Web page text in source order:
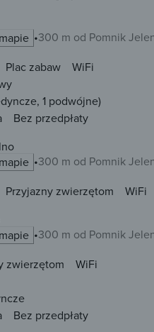
300 m od Pomnik
Plac zabaw
WiFi
1 podwójne)
Bez przedpłaty
300 m od Pomnik
Przyjazny zwierzętom WiFi
300 m od Pomnik
zwierzętom
WiFi
Bez przedpłaty